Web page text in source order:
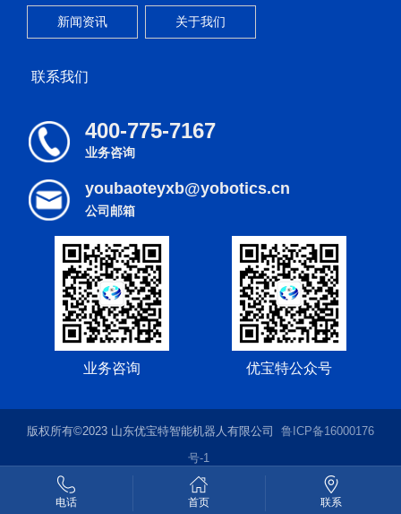
新闻资讯 关于我们
联系我们
400-775-7167
业务咨询
youbaoteyxb@yobotics.cn
公司邮箱
业务咨询 优宝特公众号
版权所有©2023 山东优宝特智能机器人有限公司
鲁ICP备16000176
号-1
技术支持：开启网络
电话 首页 联系